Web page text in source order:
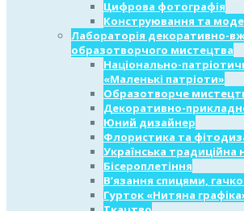
Цифрова фотографія
Конструювання та
Лабораторія декоративно-
образотворчого мистецтва
Національно-
«Маленькі патріоти»
Образотворче
Декоративно-
Юний дизайнер
Флористика та
Українська традиційна
Бісероплетіння
В’язання спицями,
Гурток «Нитяна